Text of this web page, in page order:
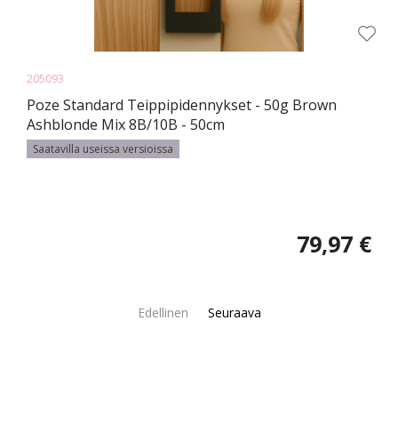
205093
Poze Standard Teippipidennykset - 50g Brown
Ashblonde Mix 8B/10B - 50cm
Saatavilla useissa versioissa
79,97 €
Edellinen Seuraava